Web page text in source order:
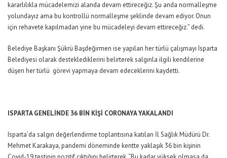
kararlılıkla mücadelemizi alanda devam ettireceğiz. Şu anda normalleşme
yolundayız ama bu kontrollü normalleşme şeklinde devam ediyor. Onun
için rehavete kapılmadan yine bu mücadeleyi devam ettireceğiz.” dedi.
Belediye Başkanı Şükrü Başdeğirmen ise yapılan her türlü çalışmayı Isparta
Belediyesi olarak desteklediklerini belirterek salgınla ilgili kendilerine
düşen her türlü görevi yapmaya devam edeceklerini kaydetti.
ISPARTA GENELİNDE 36 BİN KİŞİ CORONAYA YAKALANDI
Isparta’da salgın değerlendirme toplantısına katılan İl Sağlık Müdürü Dr.
Mehmet Karakaya, pandemi döneminde kentte yaklaşık 36 bin kişinin